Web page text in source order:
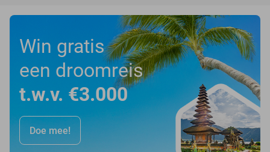
Win gratis
een droomreis
t.w.v. €3.000
Doe mee!